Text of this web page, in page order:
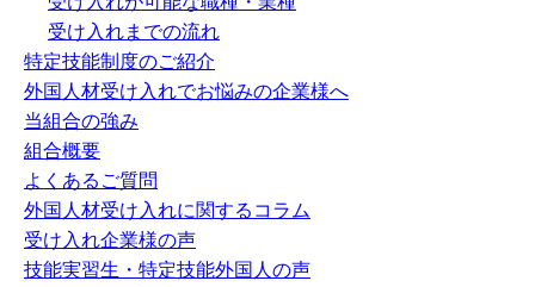
受け入れまでの流れ
特定技能制度のご紹介
外国人材受け入れでお悩みの企業様へ
当組合の強み
組合概要
よくあるご質問
外国人材受け入れに関するコラム
受け入れ企業様の声
技能実習生・特定技能外国人の声